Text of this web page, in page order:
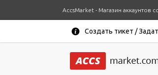
AccsMarket - Магазин аккаунтов
Создать тикет /